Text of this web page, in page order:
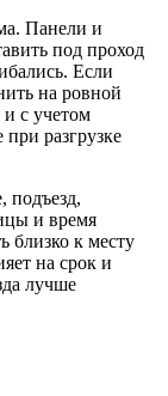
Панели и
под проход
Если
на ровной
с учетом
разгрузке
подъезд,
и время
близко к месту
на срок и
лучше